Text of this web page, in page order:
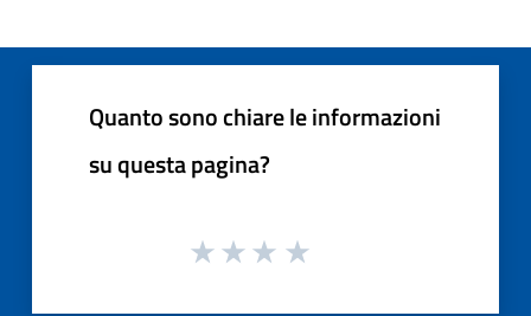
Quanto sono chiare le informazioni
su questa pagina?